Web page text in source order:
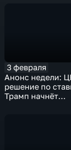
3 февраля
Анонс недели:
решение по
Трамп начнёт